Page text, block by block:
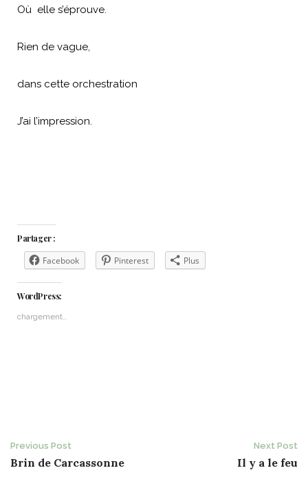
Où elle s’éprouve.
Rien de vague,
dans cette orchestration
J’ai l’impression.
Partager :
Facebook Pinterest Plus
WordPress:
chargement…
Post
Previous Post
Brin de Carcassonne
Next Post
Il y a le feu